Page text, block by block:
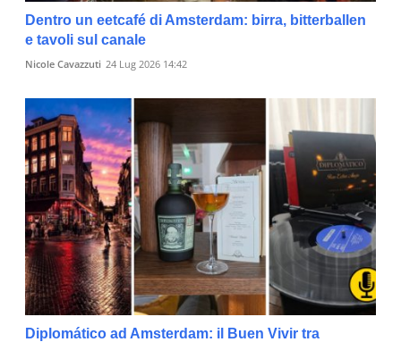
Dentro un eetcafé di Amsterdam: birra, bitterballen
e tavoli sul canale
Nicole Cavazzuti 24 Lug 2026 14:42
Diplomático ad Amsterdam: il Buen Vivir tra